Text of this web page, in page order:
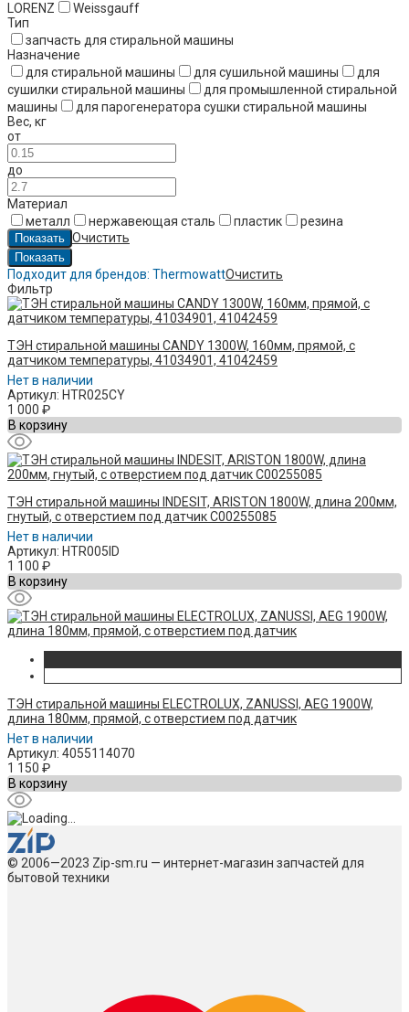
LORENZ
Weissgauff
Тип
запчасть для стиральной машины
Назначение
для стиральной машины
для сушильной машины
для
сушилки стиральной машины
для промышленной стиральной
машины
для парогенератора сушки стиральной машины
Вес, кг
от
до
Материал
металл
нержавеющая сталь пластик
резина
Очистить
Подходит для брендов: ThermowattОчистить
Фильтр
ТЭН стиральной машины CANDY 1300W, 160мм, прямой, с
датчиком температуры, 41034901, 41042459
Нет в наличии
Артикул: HTR025CY
1 000 ₽
В корзину
ТЭН стиральной машины INDESIT, ARISTON 1800W, длина 200мм,
гнутый, с отверстием под датчик C00255085
Нет в наличии
Артикул: HTR005ID
1 100 ₽
В корзину
ТЭН стиральной машины ELECTROLUX, ZANUSSI, AEG 1900W,
длина 180мм, прямой, с отверстием под датчик
Нет в наличии
Артикул: 4055114070
1 150 ₽
В корзину
© 2006—2023 Zip-sm.ru — интернет-магазин запчастей для
бытовой техники